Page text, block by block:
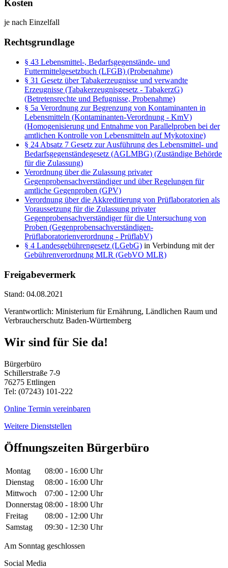
Kosten
je nach Einzelfall
Rechtsgrundlage
§ 43 Lebensmittel-, Bedarfsgegenstände- und
Futtermittelgesetzbuch (LFGB) (Probenahme)
§ 31 Gesetz über Tabakerzeugnisse und verwandte
Erzeugnisse (Tabakerzeugnisgesetz - TabakerzG)
(Betretensrechte und Befugnisse, Probenahme)
§ 5a Verordnung zur Begrenzung von Kontaminanten in
Lebensmitteln (Kontaminanten-Verordnung - KmV)
(Homogenisierung und Entnahme von Parallelproben bei der
amtlichen Kontrolle von Lebensmitteln auf Mykotoxine)
§ 24 Absatz 7 Gesetz zur Ausführung des Lebensmittel- und
Bedarfsgegenständegesetz (AGLMBG) (Zuständige Behörde
für die Zulassung)
Verordnung über die Zulassung privater
Gegenprobensachverständiger und über Regelungen für
amtliche Gegenproben (GPV)
Verordnung über die Akkreditierung von Prüflaboratorien als
Voraussetzung für die Zulassung privater
Gegenprobensachverständiger für die Untersuchung von
Proben (Gegenprobensachverständigen-
Prüflaboratorienverordnung - PrüflabV)
§ 4 Landesgebührengesetz (LGebG) in Verbindung mit der
Gebührenverordnung MLR (GebVO MLR)
Freigabevermerk
Stand: 04.08.2021
Verantwortlich: Ministerium für Ernährung, Ländlichen Raum und
Verbraucherschutz Baden-Württemberg
Wir sind für Sie da!
Bürgerbüro
Schillerstraße 7-9
76275 Ettlingen
Tel: (07243) 101-222
Online Termin vereinbaren
Weitere Dienststellen
Öffnungszeiten Bürgerbüro
Montag
08:00 - 16:00 Uhr
Dienstag
08:00 - 16:00 Uhr
Mittwoch
07:00 - 12:00 Uhr
Donnerstag 08:00 - 18:00 Uhr
Freitag
08:00 - 12:00 Uhr
Samstag
09:30 - 12:30 Uhr
Am Sonntag geschlossen
Social Media